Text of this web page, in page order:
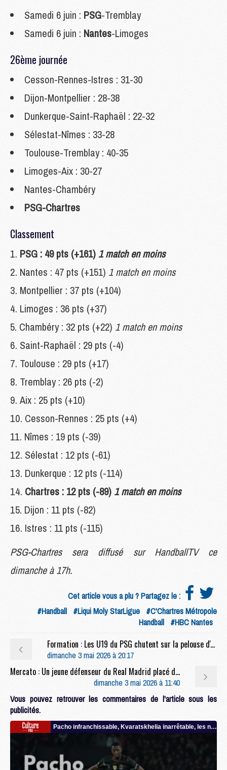
Samedi 6 juin : PSG-Tremblay
Samedi 6 juin : Nantes-Limoges
26ème journée
Cesson-Rennes-Istres : 31-30
Dijon-Montpellier : 28-38
Dunkerque-Saint-Raphaël : 22-32
Sélestat-Nîmes : 33-28
Toulouse-Tremblay : 40-35
Limoges-Aix : 30-27
Nantes-Chambéry
PSG-Chartres
Classement
PSG : 49 pts (+161) 1 match en moins
Nantes : 47 pts (+151) 1 match en moins
Montpellier : 37 pts (+104)
Limoges : 36 pts (+37)
Chambéry : 32 pts (+22) 1 match en moins
Saint-Raphaël : 29 pts (-4)
Toulouse : 29 pts (+17)
Tremblay : 26 pts (-2)
Aix : 25 pts (+10)
Cesson-Rennes : 25 pts (+4)
Nîmes : 19 pts (-39)
Sélestat : 12 pts (-61)
Dunkerque : 12 pts (-114)
Chartres : 12 pts (-89) 1 match en moins
Dijon : 11 pts (-82)
Istres : 11 pts (-115)
PSG-Chartres sera diffusé sur HandballTV ce
dimanche à 17h.
Cet article vous a plu ? Partagez le :
#Handball #Liqui Moly StarLigue #C'Chartres Métropole
Handball #HBC Nantes
Formation : Les U19 du PSG chutent sur la pelouse d'Amiens
dimanche 3 mai 2026 à 20:17
Mercato : Un jeune défenseur du Real Madrid placé dans le viseur du PSG
dimanche 3 mai 2026 à 11:40
Vous pouvez retrouver les commentaires de l'article sous les
publicités.